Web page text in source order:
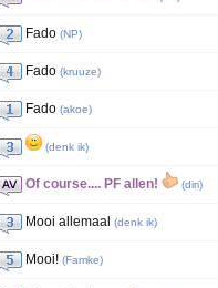
Fado (NP)
Fado (kruuze)
Fado (akoe)
(denk ik)
Of course.... PF allen! (diri)
Mooi allemaal (denk ik)
Mooi! (Famke)